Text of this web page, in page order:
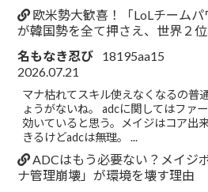
欧米勢大歓喜！「LoLチーム
が韓国勢を全て押さえ、世界２
名もなき忍び
18195aa15
2026.07.21
マナ枯れてスキル使えなくなるの普
ょうがないね。 adcに関してはファ
効いていると思う。メイジはコア出
きるけどadcは無理。 ...
ADCはもう必要ない？メイジ
ナ管理崩壊」が環境を壊す理由